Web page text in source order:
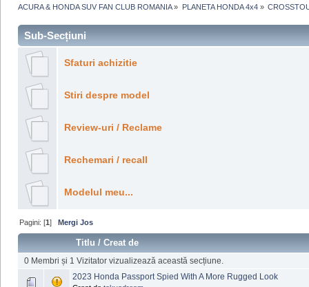
ACURA & HONDA SUV FAN CLUB ROMANIA» PLANETA HONDA 4x4»
Sub-Secțiuni
Sfaturi achizitie
Stiri despre model
Review-uri / Reclame
Rechemari / recall
Modelul meu...
Pagini: [1]Mergi Jos
Titlu /Creat de
0 Membri și 1 Vizitator vizualizează această secțiune.
2023 Honda Passport Spied With A More Rugged Look